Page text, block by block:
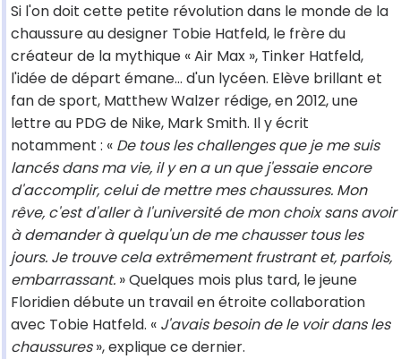
Si l'on doit cette petite révolution dans le monde de la
chaussure au designer Tobie Hatfeld, le frère du
créateur de la mythique « Air Max », Tinker Hatfeld,
l'idée de départ émane… d'un lycéen. Elève brillant et
fan de sport, Matthew Walzer rédige, en 2012, une
lettre au PDG de Nike, Mark Smith. Il y écrit
notamment : « De tous les challenges que je me suis
lancés dans ma vie, il y en a un que j'essaie encore
d'accomplir, celui de mettre mes chaussures. Mon
rêve, c'est d'aller à l'université de mon choix sans avoir
à demander à quelqu'un de me chausser tous les
jours. Je trouve cela extrêmement frustrant et, parfois,
embarrassant. » Quelques mois plus tard, le jeune
Floridien débute un travail en étroite collaboration
avec Tobie Hatfeld. « J'avais besoin de le voir dans les
chaussures», explique ce dernier.